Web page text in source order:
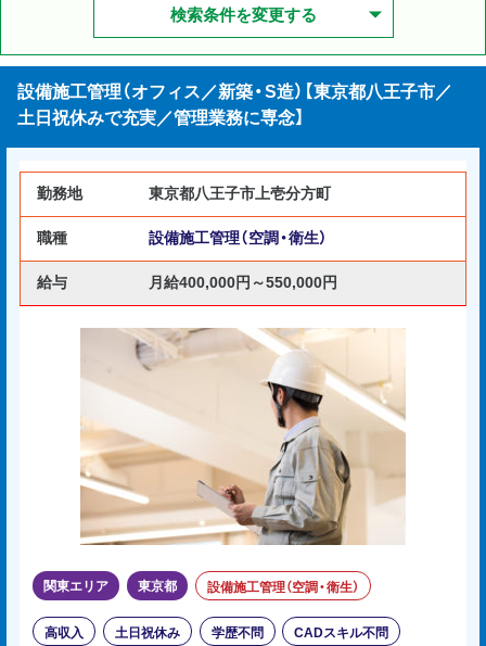
検索条件を変更する
設備施工管理（オフィス／新築・S造）【東京都八王子市／
土日祝休みで充実／管理業務に専念】
勤務地 東京都八王子市上壱分方町
職種 設備施工管理（空調・衛生）
給与 月給400,000円～550,000円
関東エリア 東京都 設備施工管理（空調・衛生）
高収入 土日祝休み 学歴不問 CADスキル不問